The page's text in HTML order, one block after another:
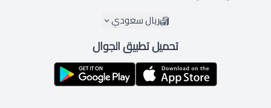
ريال سعودي
تحميل تطبيق الجوال